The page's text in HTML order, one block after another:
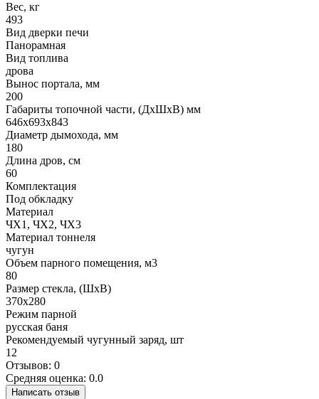
Вес, кг
493
Вид дверки печи
Панорамная
Вид топлива
дрова
Вынос портала, мм
200
Габариты топочной части, (ДхШхВ) мм
646х693х843
Диаметр дымохода, мм
180
Длина дров, см
60
Комплектация
Под обкладку
Материал
ЧХ1, ЧХ2, ЧХ3
Материал тоннеля
чугун
Объем парного помещения, м3
80
Размер стекла, (ШхВ)
370х280
Режим парной
русская баня
Рекомендуемый чугунный заряд, шт
12
Отзывов: 0
Средняя оценка: 0.0
Написать отзыв